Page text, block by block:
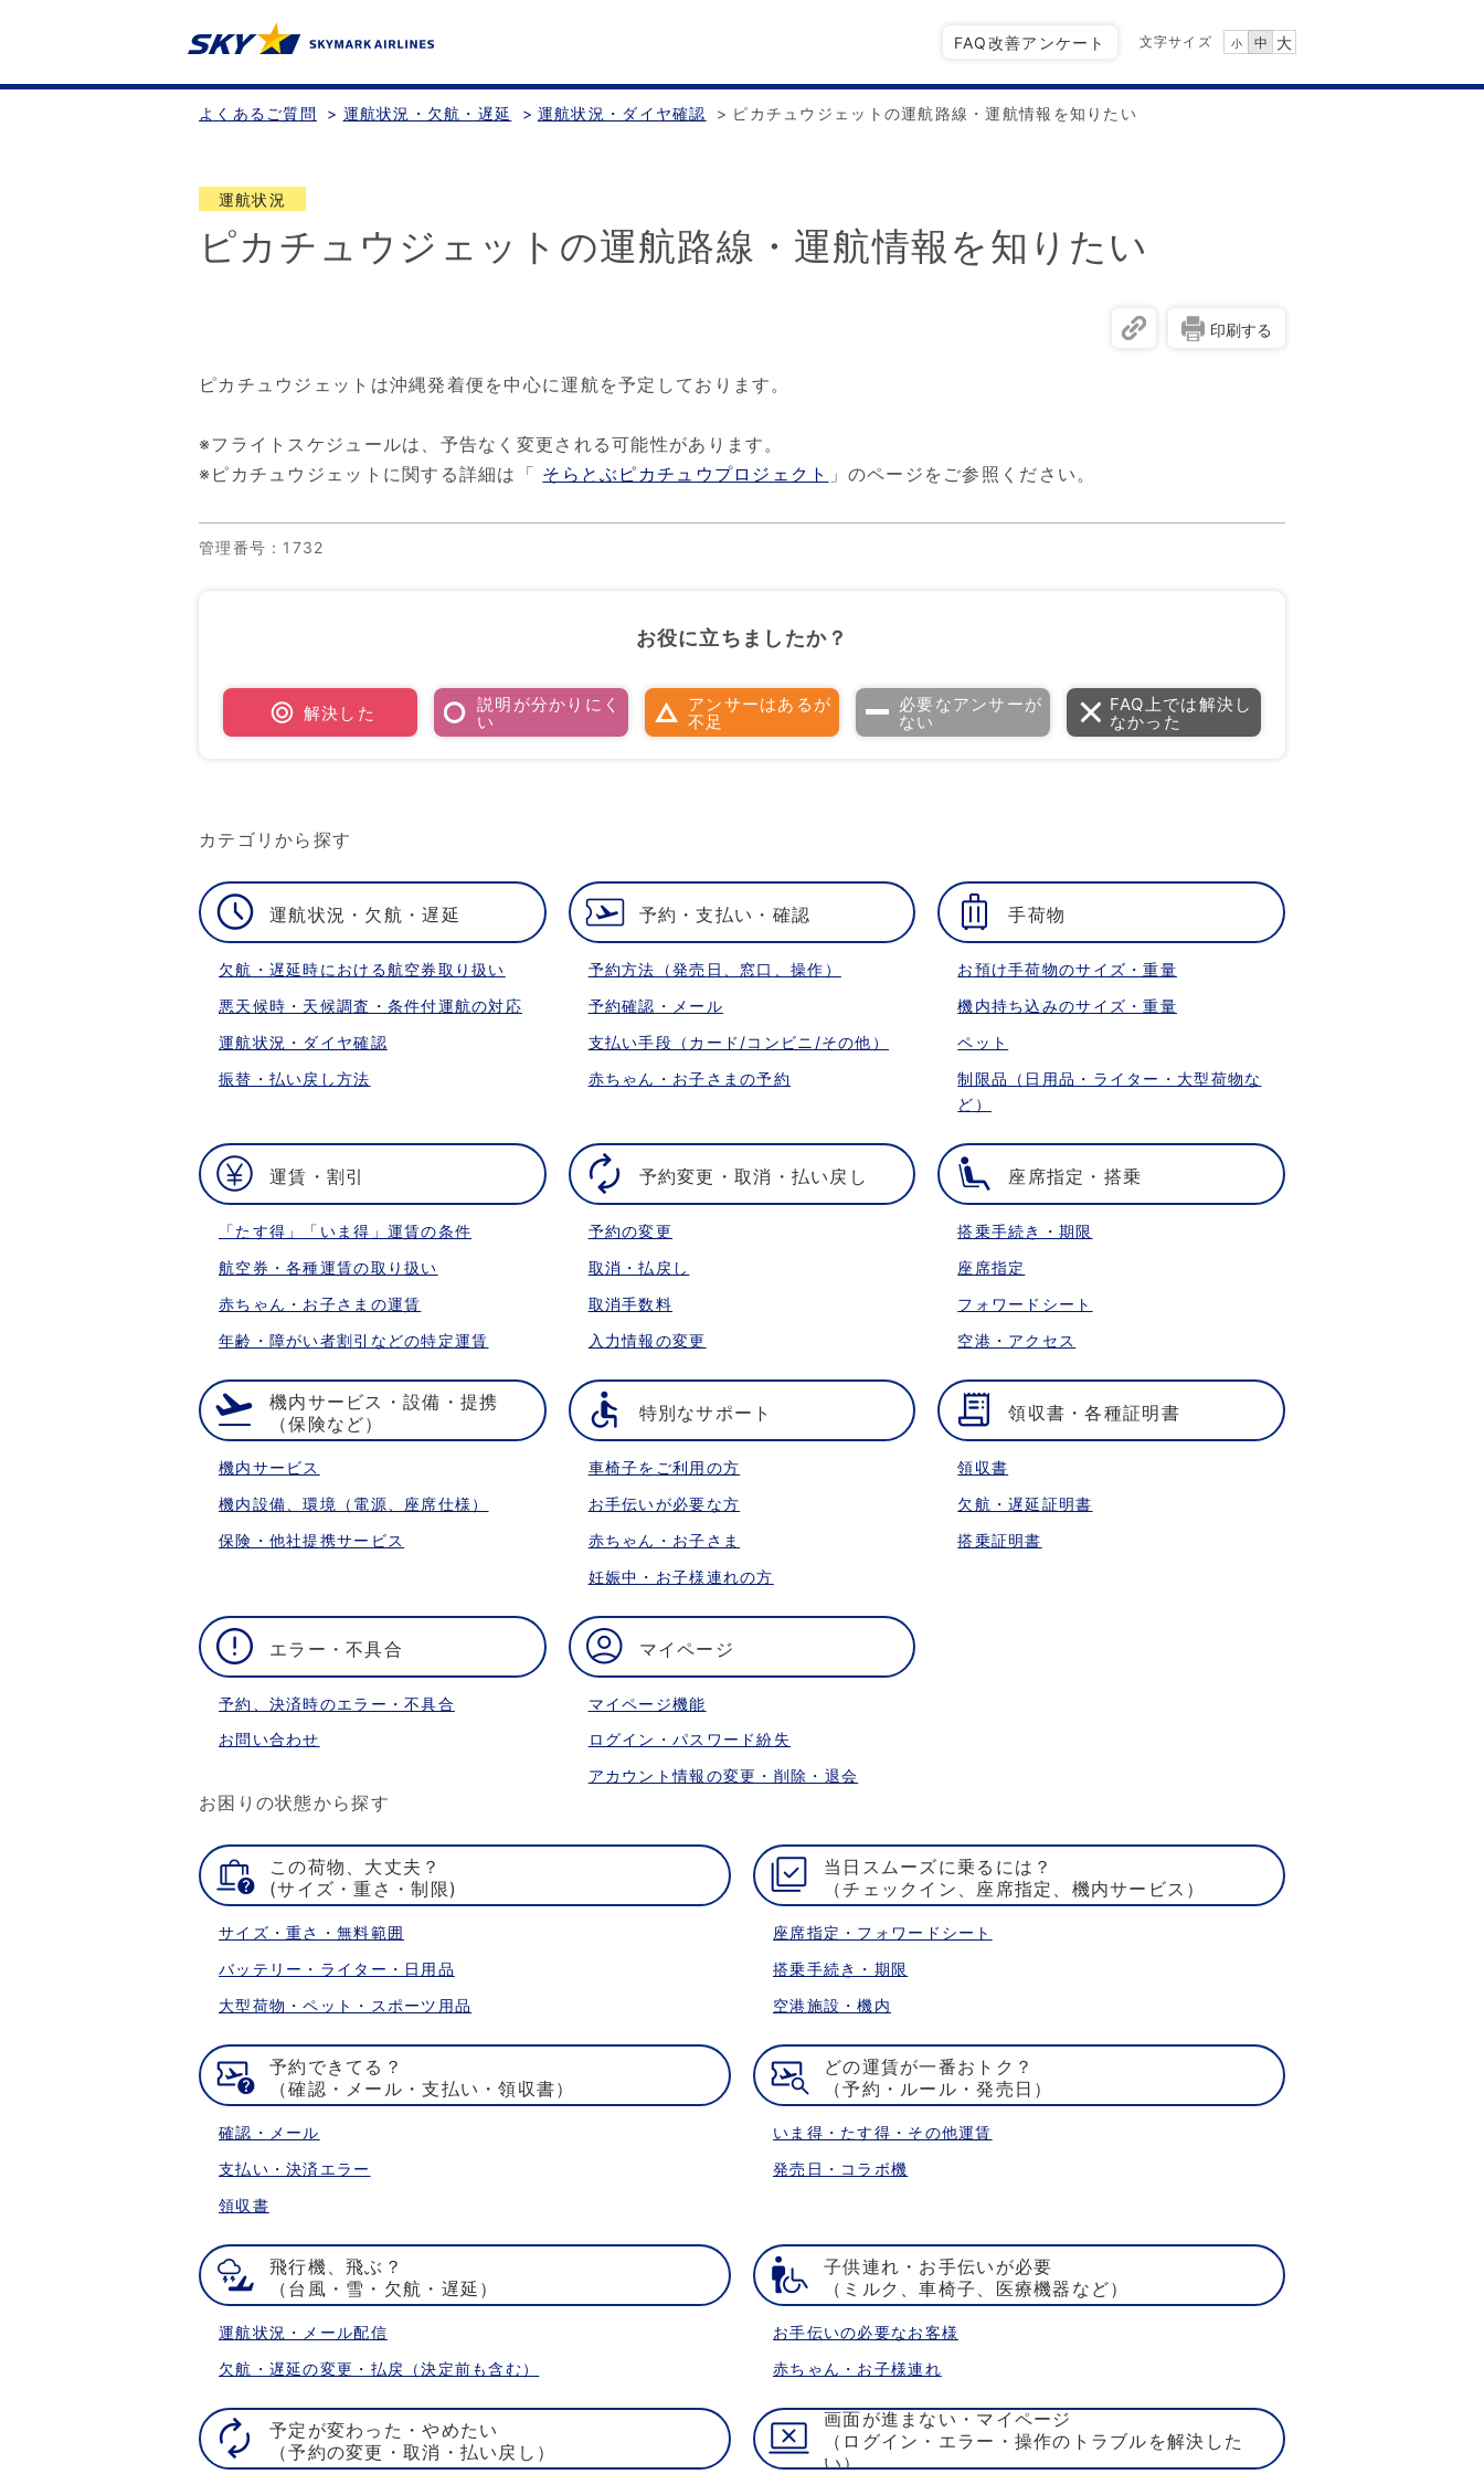
FAQ改善アンケート 文字サイズ 小 中 大
よくあるご質問 > 運航状況・欠航・遅延 > 運航状況・ダイヤ確認 > ピカチュウジェットの運航路線・運航情報を知りたい
運航状況
ピカチュウジェットの運航路線・運航情報を知りたい
印刷する
ピカチュウジェットは沖縄発着便を中心に運航を予定しております。
※フライトスケジュールは、予告なく変更される可能性があります。
※ピカチュウジェットに関する詳細は「 そらとぶピカチュウプロジェクト 」のページをご参照ください。
管理番号 ：1732
お役に立ちましたか？
解決した
説明が分かりにく
い
アンサーはあるが
不足
必要なアンサーが
ない
FAQ上では解決し
なかった
カテゴリから探す
運航状況・欠航・遅延
欠航・遅延時における航空券取り扱い
悪天候時・天候調査・条件付運航の対応
運航状況・ダイヤ確認
振替・払い戻し方法
予約・支払い・確認
予約方法（発売日、窓口、操作）
予約確認・メール
支払い手段（カード/コンビニ/その他）
赤ちゃん・お子さまの予約
手荷物
お預け手荷物のサイズ・重量
機内持ち込みのサイズ・重量
ペット
制限品（日用品・ライター・大型荷物な
ど）
運賃・割引
「たす得」「いま得」運賃の条件
航空券・各種運賃の取り扱い
赤ちゃん・お子さまの運賃
年齢・障がい者割引などの特定運賃
予約変更・取消・払い戻し
予約の変更
取消・払戻し
取消手数料
入力情報の変更
座席指定・搭乗
搭乗手続き・期限
座席指定
フォワードシート
空港・アクセス
機内サービス・設備・提携
（保険など）
機内サービス
機内設備、環境（電源、座席仕様）
保険・他社提携サービス
特別なサポート
車椅子をご利用の方
お手伝いが必要な方
赤ちゃん・お子さま
妊娠中・お子様連れの方
領収書・各種証明書
領収書
欠航・遅延証明書
搭乗証明書
エラー・不具合
予約、決済時のエラー・不具合
お問い合わせ
マイページ
マイページ機能
ログイン・パスワード紛失
アカウント情報の変更・削除・退会
お困りの状態から探す
この荷物、大丈夫？
(サイズ・重さ・制限)
サイズ・重さ・無料範囲
バッテリー・ライター・日用品
大型荷物・ペット・スポーツ用品
当日スムーズに乗るには？
（チェックイン、座席指定、機内サービス）
座席指定・フォワードシート
搭乗手続き・期限
空港施設・機内
予約できてる？
（確認・メール・支払い・領収書）
確認・メール
支払い・決済エラー
領収書
どの運賃が一番おトク？
（予約・ルール・発売日）
いま得・たす得・その他運賃
発売日・コラボ機
飛行機、飛ぶ？
（台風・雪・欠航・遅延）
運航状況・メール配信
欠航・遅延の変更・払戻（決定前も含む）
子供連れ・お手伝いが必要
（ミルク、車椅子、医療機器など）
お手伝いの必要なお客様
赤ちゃん・お子様連れ
予定が変わった・やめたい
（予約の変更・取消・払い戻し）
画面が進まない・マイページ
（ログイン・エラー・操作のトラブルを解決した
い）